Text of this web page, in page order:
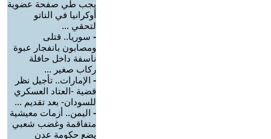
يجب طي صفحة عضوية
أوكرانيا في الناتو
لتحقي ...
- سوريا.. قتلى
ومصابون بانفجار عبوة
ناسفة داخل حافلة
ركاب صغير ...
- الإمارات.. تأجيل نظر
قضية -العتاد العسكري
للسودان- بعد تقديم ...
- اليمن.. أزمات معيشية
متفاقمة وغضب شعبي
يضع حكومة عدن